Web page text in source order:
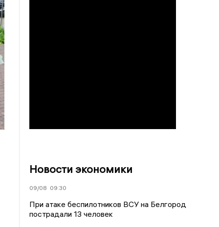
Новости экономики
09/08 09:30
При атаке беспилотников ВСУ на Белгород
пострадали 13 человек